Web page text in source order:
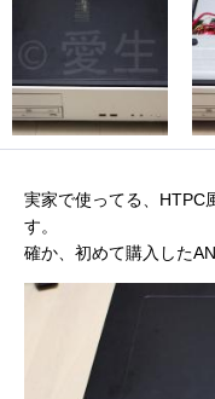
実家で使ってる、HTPC
す。
確か、初めて購入した